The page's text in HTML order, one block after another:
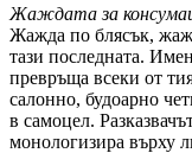
Жаждата за
Жажда по блясък,
тази последната.
превръща всеки от
салонно, будоарно
в самоцел.
монологизира върху